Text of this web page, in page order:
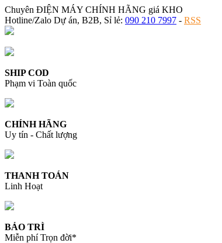
Chuyên ĐIỆN MÁY CHÍNH HÃNG giá KHO
Hotline/Zalo Dự án, B2B, Sỉ lẻ: 090 210 7997 - RSS
SHIP COD
Phạm vi Toàn quốc
CHÍNH HÃNG
Uy tín - Chất lượng
THANH TOÁN
Linh Hoạt
BẢO TRÌ
Miễn phí Trọn đời*